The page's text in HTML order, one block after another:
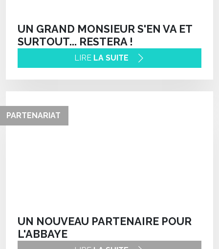
SURTOUT... RESTERA !
LIRELA SUITE
PARTENARIAT
L'ABBAYE
LIRELA SUITE